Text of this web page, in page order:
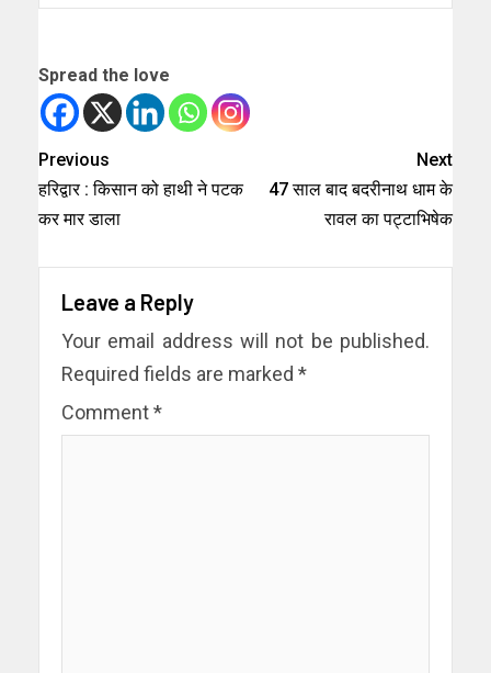
Spread the love
Previous
हरिद्वार : किसान को हाथी ने पटक
कर मार डाला
Next
47 साल बाद बदरीनाथ धाम के
रावल का पट्टाभिषेक
Leave a Reply
Your email address will not be published.
Required fields are marked *
Comment*